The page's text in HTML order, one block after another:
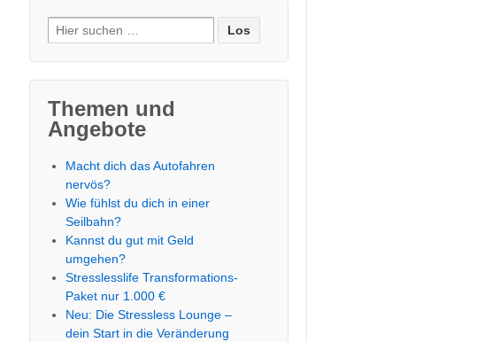
Suche
nach:
Themen und
Angebote
Macht dich das Autofahren
nervös?
Wie fühlst du dich in einer
Seilbahn?
Kannst du gut mit Geld
umgehen?
Stresslesslife Transformations-
Paket nur 1.000 €
Neu: Die Stressless Lounge –
dein Start in die Veränderung